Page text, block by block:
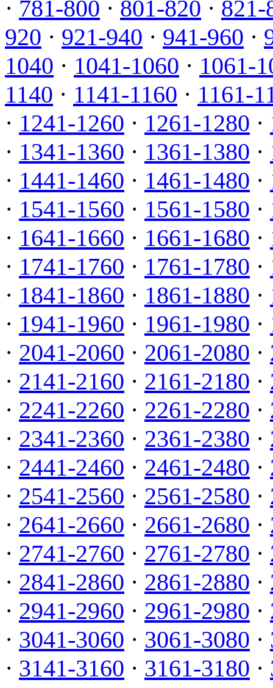
· 781-800 · 801-820 · 821-
920 · 921-940 · 941-960 ·
1040 · 1041-1060 · 1061-
1140 · 1141-1160 · 1161-
· 1241-1260 · 1261-1280 ·
· 1341-1360 · 1361-1380 ·
· 1441-1460 · 1461-1480 ·
· 1541-1560 · 1561-1580 ·
· 1641-1660 · 1661-1680 ·
· 1741-1760 · 1761-1780 ·
· 1841-1860 · 1861-1880 ·
· 1941-1960 · 1961-1980 ·
· 2041-2060 · 2061-2080 ·
· 2141-2160 · 2161-2180 ·
· 2241-2260 · 2261-2280 ·
· 2341-2360 · 2361-2380 ·
· 2441-2460 · 2461-2480 ·
· 2541-2560 · 2561-2580 ·
· 2641-2660 · 2661-2680 ·
· 2741-2760 · 2761-2780 ·
· 2841-2860 · 2861-2880 ·
· 2941-2960 · 2961-2980 ·
· 3041-3060 · 3061-3080 ·
· 3141-3160 · 3161-3180 ·